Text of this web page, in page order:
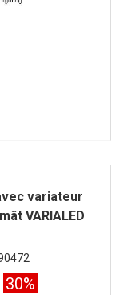
variateur
VARIALED
30%